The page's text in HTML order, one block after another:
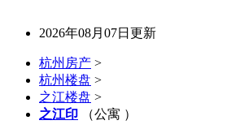
2026年08月07日更新
杭州房产 >
杭州楼盘 >
之江楼盘 >
之江印 （公寓 ）